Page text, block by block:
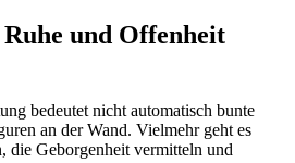
und Offenheit
bedeutet nicht automatisch bunte
an der Wand. Vielmehr geht es
die Geborgenheit vermitteln und